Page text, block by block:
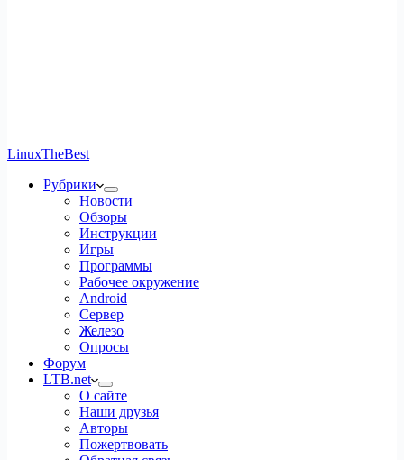
LinuxTheBest
Рубрики
Новости
Обзоры
Инструкции
Игры
Программы
Рабочее окружение
Android
Сервер
Железо
Опросы
Форум
LTB.net
О сайте
Наши друзья
Авторы
Пожертвовать